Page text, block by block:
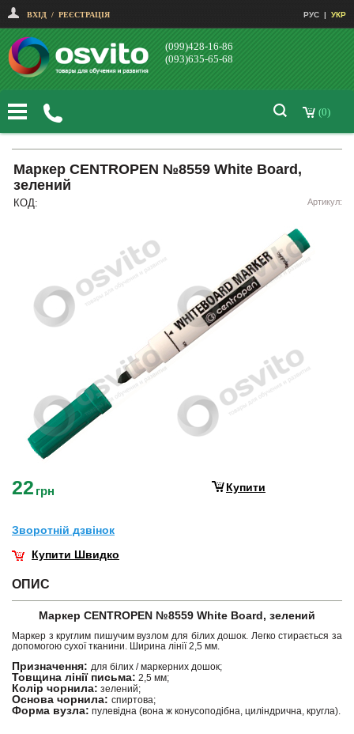
ВХІД / РЕЄСТРАЦІЯ РУС | УКР
(099)428-16-86
(093)635-65-68
(0)
Маркер CENTROPEN №8559 White Board,
зелений
КОД: Артикул:
22 грн Купити
Зворотнiй дзвiнок
Купити Швидко
ОПИС
Маркер CENTROPEN №8559 White Board, зелений
Маркер з круглим пишучим вузлом для білих дошок. Легко стирається за
допомогою сухої тканини. Ширина лінії 2,5 мм.
Призначення: для білих / маркерних дошок;
Товщина лінії письма: 2,5 мм;
Колір чорнила: зелений;
Основа чорнила: спиртова;
Форма вузла: пулевідна (вона ж конусоподібна, циліндрична, кругла).